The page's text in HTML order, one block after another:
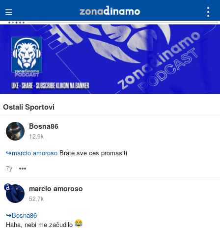
≡ ⋮
Ostali Sportovi
Bosna86
12.9k
↪marcio amoroso Brate sve ces promasiti
7y
marcio amoroso
52.7k
↪Bosna86
Haha, nebi me začudilo